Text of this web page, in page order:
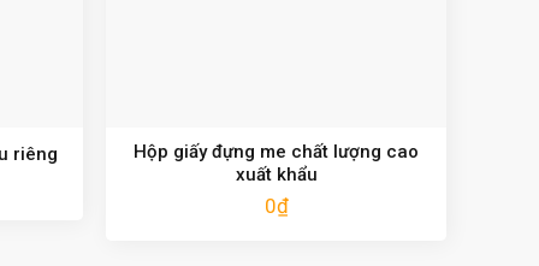
riêng
Hộp giấy đựng me chất lượng cao
xuất khẩu
0₫